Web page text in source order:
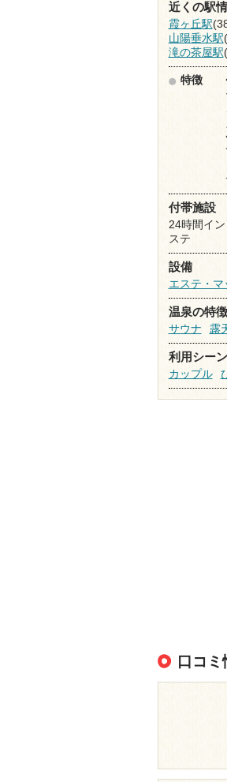
近くの駅
霞ヶ丘駅
山陽垂水駅
滝の茶屋駅
特徴
付帯施設
24時間イ
ステ
設備
エステ・マ
温泉の特徴
サウナ
露
利用シーン
カップル
口コミ